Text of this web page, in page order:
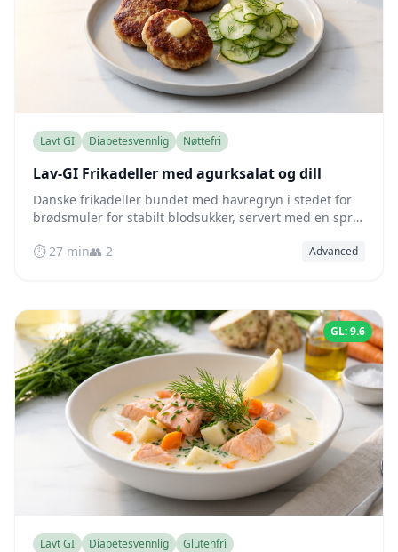
Lavt GI Diabetesvennlig Nøttefri
Lav-GI Frikadeller med agurksalat og dill
Danske frikadeller bundet med havregryn i stedet for
brødsmuler for stabilt blodsukker, servert med en sprø
⏱️ 27 min👥 2 Advanced
GL: 9.6
Lavt GI Diabetesvennlig Glutenfri